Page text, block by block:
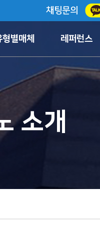
채팅문의
형별매체 레퍼런스
소개